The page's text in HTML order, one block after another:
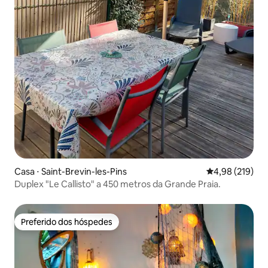
Casa ⋅ Saint-Brevin-les-Pins 4,98 de uma
4,98 (219)
Duplex "Le Callisto" a 450 metros da Grande Praia.
Preferido dos hóspedes
Preferido dos hóspedes